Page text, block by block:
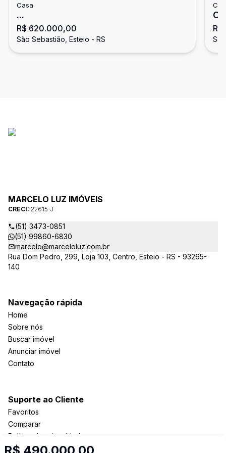
Casa
...
R$ 620.000,00
São Sebastião, Esteio - RS
MARCELO LUZ IMÓVEIS
CRECI: 22615-J
(51) 3473-0851
(51) 99860-6830
marcelo@marceloluz.com.br
Rua Dom Pedro, 299, Loja 103, Centro, Esteio - RS - 93265-
140
Navegação rápida
Home
Sobre nós
Buscar imóvel
Anunciar imóvel
Contato
Suporte ao Cliente
Favoritos
Comparar
Política de privacidade